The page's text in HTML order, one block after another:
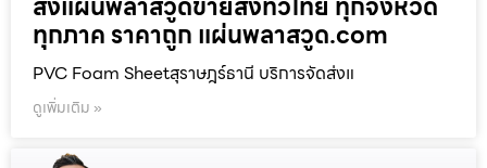
ทุกภาค ราคาถูก แผ่นพลาสวูด.com
PVC Foam Sheetสุราษฎร์ธานี บริการจัดส่งแ
ดูเพิ่มเติม »